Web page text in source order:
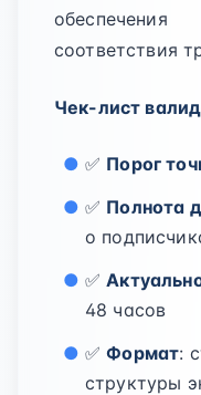
соответствия
Чек-лист
✅ Порог
✅ Полнота
о
✅
48 часов
✅Формат:
структуры